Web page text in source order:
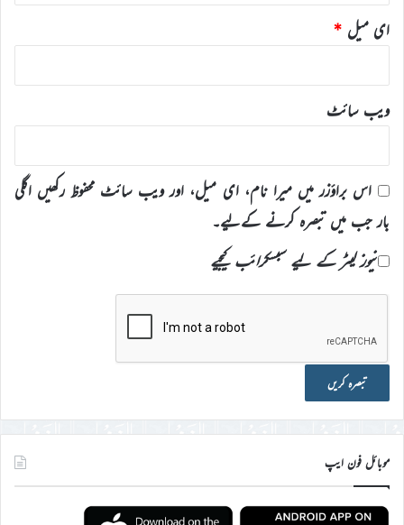
ای میل *
ویب‌ سائٹ
اس براؤزر میں میرا نام، ای میل، اور ویب سائٹ محفوظ رکھیں اگلی
بار جب میں تبصرہ کرنے کےلیے۔
نیوز لیٹر کے لیے سبسکرائب کیجیے
موبائل فون ایپ